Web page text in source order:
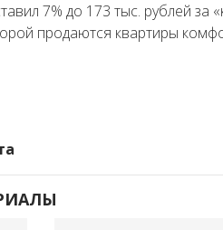
7% до 173 тыс. рублей за
продаются квартиры